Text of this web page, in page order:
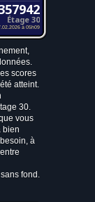
Étage 30
à 05h09
scores
atteint.
30.
vous
bien
à
fond.